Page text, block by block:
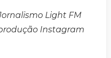
Light FM
Instagram